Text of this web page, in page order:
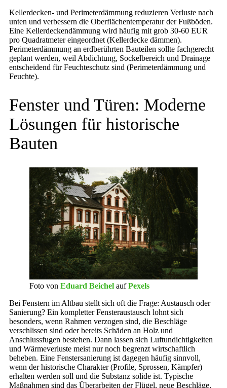
Kellerdecken- und Perimeterdämmung reduzieren Verluste nach
unten und verbessern die Oberflächentemperatur der Fußböden.
Eine Kellerdeckendämmung wird häufig mit grob 30-60 EUR
pro Quadratmeter eingeordnet (Kellerdecke dämmen).
Perimeterdämmung an erdberührten Bauteilen sollte fachgerecht
geplant werden, weil Abdichtung, Sockelbereich und Drainage
entscheidend für Feuchteschutz sind (Perimeterdämmung und
Feuchte).
Fenster und Türen: Moderne
Lösungen für historische
Bauten
Foto von Eduard Beichel aufPexels
Bei Fenstern im Altbau stellt sich oft die Frage: Austausch oder
Sanierung? Ein kompletter Fensteraustausch lohnt sich
besonders, wenn Rahmen verzogen sind, die Beschläge
verschlissen sind oder bereits Schäden an Holz und
Anschlussfugen bestehen. Dann lassen sich Luftundichtigkeiten
und Wärmeverluste meist nur noch begrenzt wirtschaftlich
beheben. Eine Fenstersanierung ist dagegen häufig sinnvoll,
wenn der historische Charakter (Profile, Sprossen, Kämpfer)
erhalten werden soll und die Substanz solide ist. Typische
Maßnahmen sind das Überarbeiten der Flügel, neue Beschläge,